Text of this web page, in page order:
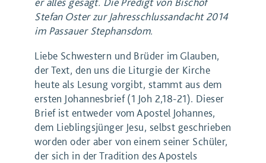
Stefan Oster zur Jahresschlussandacht 2014
im Passauer Stephansdom.
Liebe Schwestern und Brüder im Glauben,
der Text, den uns die Liturgie der Kirche
heute als Lesung vorgibt, stammt aus dem
ersten Johannesbrief (1 Joh 2,18-21). Dieser
Brief ist entweder vom Apostel Johannes,
dem Lieblingsjünger Jesu, selbst geschrieben
worden oder aber von einem seiner Schüler,
der sich in der Tradition des Apostels